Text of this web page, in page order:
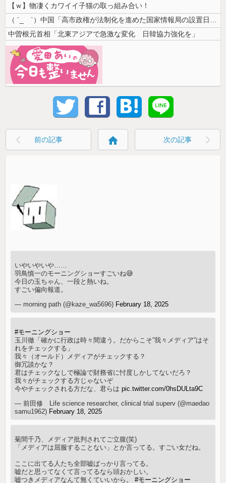
【ｗ】物凄くカワイイ子猫の取っ組み合い！
（ ´_ゝ`）中国「高市政権が法制化を進めた国家情報局の設置日が7月3...
中曽根元首相「北東アジアで急激な変化 日韓協力強化を」
前の記事 home 次の記事
いやいやいや……
羽鳥慎一のモーニングショーすごいね😅
今日の玉ちゃん、一段と熱いね。
すごい偏向報道。
— morning path (@kaze_wa5696) February 18, 2025
#モーニングショー
玉川徹「確かに行政は時々間違う。だからこそ”我々メディア”はそ
れをチェックする」
我々（オールド）メディアがチェックする？
御冗談かな？
君はチェックなしで極論で財務省に忖度しかしてないだろ？
我々がチェックする方じゃないぞ
今やチェックされる方だな、君らはpic.twitter.com/0hsDULta9C
— 前田修 Life science researcher, clinical trial superv (@maedao
samu1962) February 18, 2025
菊間千乃、メディア批判されてご立腹(笑)
「メディアは屈服することない」とか言ってる。すごい女だね。
ここに出てる人たち全部嘘ばっかり言ってる。
嘘だと思ってなくて言ってるなら頭おかしい。
嘘つきメディアなんて無くていいから。#モーニングショー